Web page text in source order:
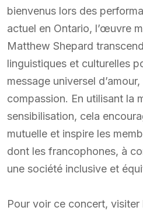
bienvenus lors des
actuel en Ontario, l’œuvre
Matthew Shepard
linguistiques et culturelles
message universel
compassion. En utilisant la
sensibilisation, cela
mutuelle et inspire les
dont les francophones, à
une société inclusive et
Pour voir ce concert, visiter